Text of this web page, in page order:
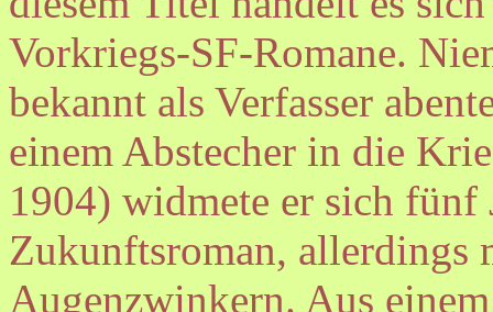
Vorkriegs-SF-Romane.
bekannt als Verfasser
einem Abstecher in die
1904) widmete er sich
Zukunftsroman, allerdings
Augenzwinkern. Aus